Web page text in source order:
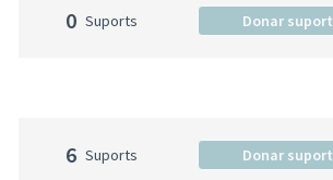
0 Suports Donar suport
6 Suports Donar suport